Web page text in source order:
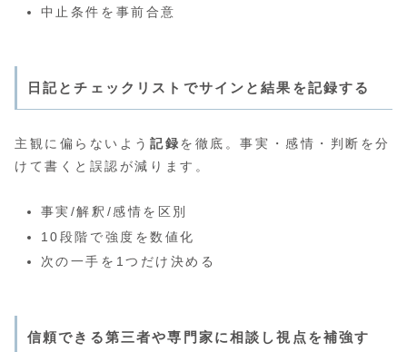
中止条件を事前合意
日記とチェックリストでサインと結果を記録する
主観に偏らないよう記録を徹底。事実・感情・判断を分
けて書くと誤認が減ります。
事実/解釈/感情を区別
10段階で強度を数値化
次の一手を1つだけ決める
信頼できる第三者や専門家に相談し視点を補強す